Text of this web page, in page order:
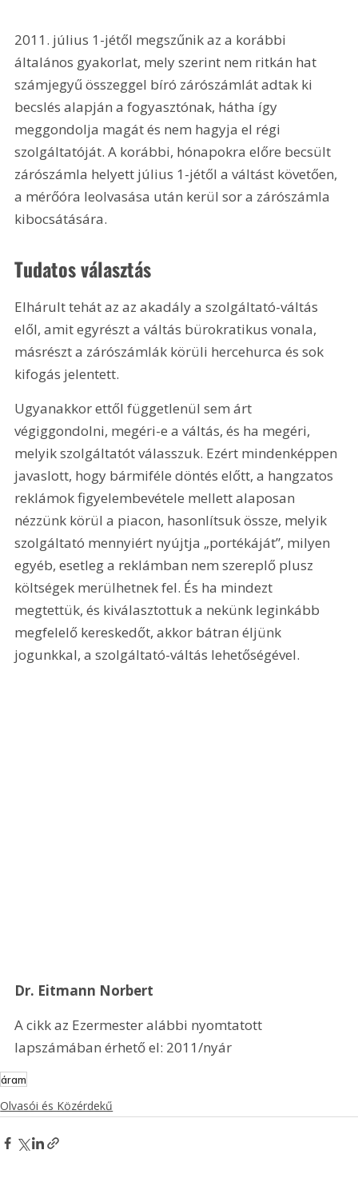
2011. július 1-jétől megszűnik az a korábbi
általános gyakorlat, mely szerint nem ritkán hat
számjegyű összeggel bíró zárószámlát adtak ki
becslés alapján a fogyasztónak, hátha így
meggondolja magát és nem hagyja el régi
szolgáltatóját. A korábbi, hónapokra előre becsült
zárószámla helyett július 1-jétől a váltást követően,
a mérőóra leolvasása után kerül sor a zárószámla
kibocsátására.
Tudatos választás
Elhárult tehát az az akadály a szolgáltató-váltás
elől, amit egyrészt a váltás bürokratikus vonala,
másrészt a zárószámlák körüli hercehurca és sok
kifogás jelentett.
Ugyanakkor ettől függetlenül sem árt
végiggondolni, megéri-e a váltás, és ha megéri,
melyik szolgáltatót válasszuk. Ezért mindenképpen
javaslott, hogy bármiféle döntés előtt, a hangzatos
reklámok figyelembevétele mellett alaposan
nézzünk körül a piacon, hasonlítsuk össze, melyik
szolgáltató mennyiért nyújtja „portékáját”, milyen
egyéb, esetleg a reklámban nem szereplő plusz
költségek merülhetnek fel. És ha mindezt
megtettük, és kiválasztottuk a nekünk leginkább
megfelelő kereskedőt, akkor bátran éljünk
jogunkkal, a szolgáltató-váltás lehetőségével.
Dr. Eitmann Norbert
A cikk az Ezermester alábbi nyomtatott
lapszámában érhető el: 2011/nyár
áram
Olvasói és Közérdekű